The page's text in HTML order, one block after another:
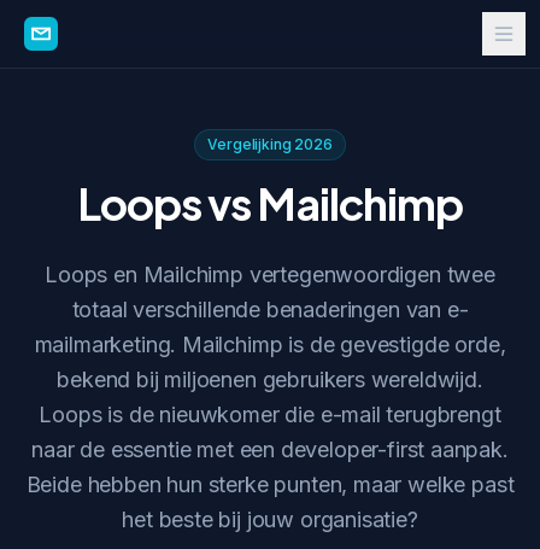
Vergelijking 2026
Loops vs Mailchimp
Loops en Mailchimp vertegenwoordigen twee
totaal verschillende benaderingen van e-
mailmarketing. Mailchimp is de gevestigde orde,
bekend bij miljoenen gebruikers wereldwijd.
Loops is de nieuwkomer die e-mail terugbrengt
naar de essentie met een developer-first aanpak.
Beide hebben hun sterke punten, maar welke past
het beste bij jouw organisatie?